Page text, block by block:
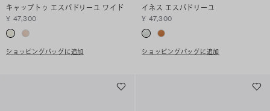
キャップトゥ エスパドリーユ ワイド
¥ 47,300
ショッピングバッグに追加
イネス エスパドリーユ
¥ 47,300
ショッピングバッグに追加